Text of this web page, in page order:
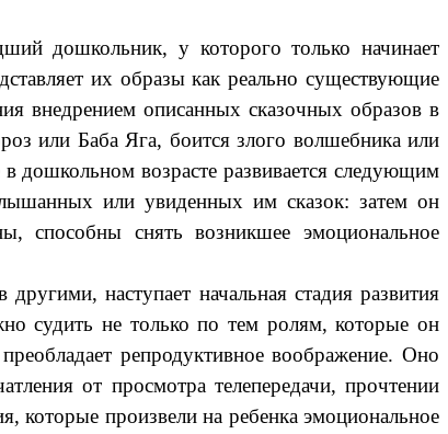
дошкольник, у которого только начинает
их образы как реально существующие
внедрением описанных сказочных образов в
или Баба Яга, боится злого волшебника или
дошкольном возрасте развивается следующим
или увиденных им сказок: затем он
способны снять возникшее эмоциональное
наступает начальная стадия развития
судить не только по тем ролям, которые он
репродуктивное воображение. Оно
от просмотра телепередачи, прочтении
которые произвели на ребенка эмоциональное